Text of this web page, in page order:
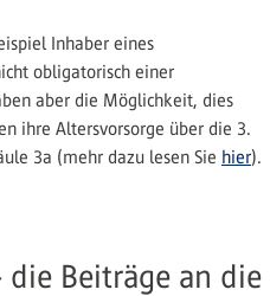
Inhaber eines
obligatorisch einer
aber die Möglichkeit, dies
ihre Altersvorsorge über die 3.
3a (mehr dazu lesen Sie hier).
Beiträge an die